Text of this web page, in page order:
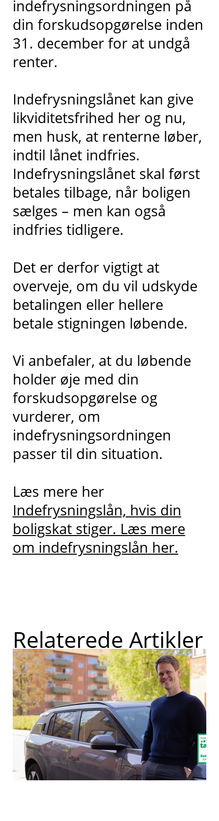
indefrysningsordningen på
din forskudsopgørelse inden
31. december for at undgå
renter.
Indefrysningslånet kan give
likviditetsfrihed her og nu,
men husk, at renterne løber,
indtil lånet indfries.
Indefrysningslånet skal først
betales tilbage, når boligen
sælges – men kan også
indfries tidligere.
Det er derfor vigtigt at
overveje, om du vil udskyde
betalingen eller hellere
betale stigningen løbende.
Vi anbefaler, at du løbende
holder øje med din
forskudsopgørelse og
vurderer, om
indefrysningsordningen
passer til din situation.
Læs mere her
Indefrysningslån, hvis din
boligskat stiger. Læs mere
om indefrysningslån her.
Relaterede Artikler